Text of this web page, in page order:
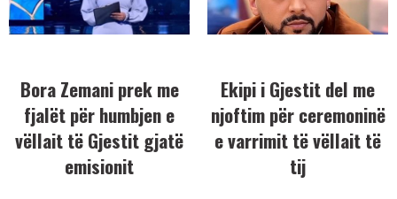
Bora Zemani prek me
fjalët për humbjen e
vëllait të Gjestit gjatë
emisionit
Ekipi i Gjestit del me
njoftim për ceremoninë
e varrimit të vëllait të
tij